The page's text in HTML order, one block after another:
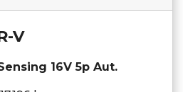
V
16V 5p Aut.